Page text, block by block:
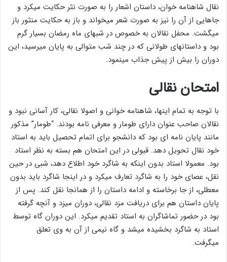
نقال شاهنامه خوان، داستان اشعار را به صورت نثر حکایت میکرد و
جاهایی از آن را نیز به صورت شعر میخواند و باز به حکایت منثور باز
میگشت. محفل نقالان به خصوص در شبهای ماه رمضان بسیار گرم
بود و داستانهای طولانی که در چند شب متوالی به پایان میرسید، این
دوران را بیش از پیش جذاب مینمود.
امتحان نقالی
با توجه به تمام اینها، شاهنامه خوانی و اصولا نقالی، کار آسانی نبود و
نقالان صاحب عنوان دارای طومار و معرفی نامه بودند. “طومار” مذکور
مانند پایان نامه ای بود که دانشجو برای اتمام تحصیل باید به استاد
خود نقال تحویل دهد. قبولی در این امتحان هم بسته به نظر استاد
بود. معمولا استاد بدون اینکه به شاگرد خود اطلاع دهد، شبی در حین
نقل، عصای خود را به شاگرد تعارف میکرد و در اینجا شاگرد باید بدون
معطلی، از جا برخاسته و ادامه داستان را از همانجا نقل کند. پس از
پایان داستان هم برای دریافت مزد نقالی، دوران میزد و آنچه گرفته
بود در حضور تماشاگران به استاد تقدیم میکرد. این دوران گاه توسط
استاد به شاگرد بخشیده میشد و گاه نیمی از آن به وی تعلق
میگرفت.